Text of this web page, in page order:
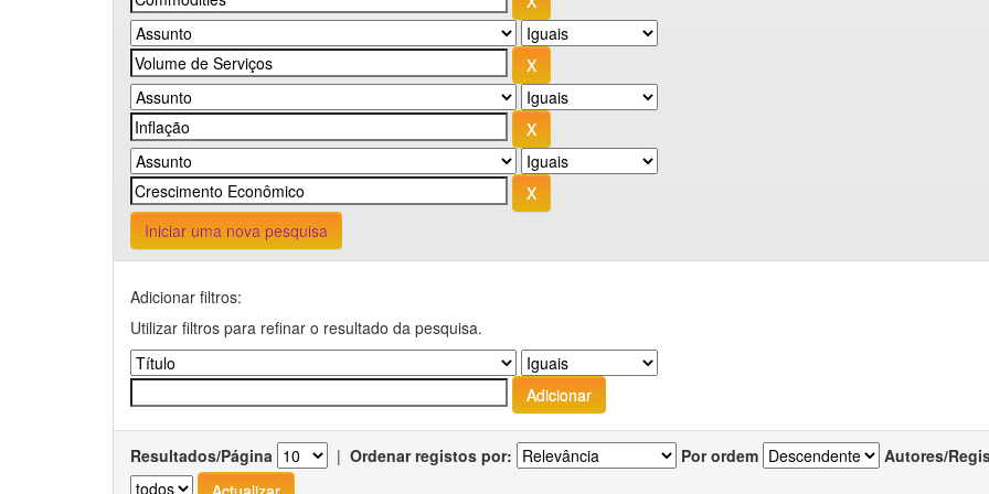
Iniciar uma nova pesquisa
Adicionar filtros:
Utilizar filtros para refinar o resultado da pesquisa.
Resultados/Página | Ordenar registos por: Por ordem Autores/